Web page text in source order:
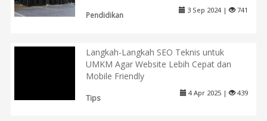
Pendidikan
3 Sep 2024 | 741
Langkah-Langkah SEO Teknis untuk
UMKM Agar Website Lebih Cepat dan
Mobile Friendly
Tips
4 Apr 2025 | 439